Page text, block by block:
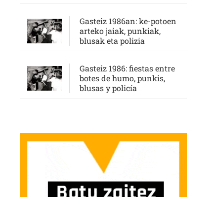
Gasteiz 1986an: ke-potoen
arteko jaiak, punkiak,
blusak eta polizia
Gasteiz 1986: fiestas entre
botes de humo, punkis,
blusas y policía